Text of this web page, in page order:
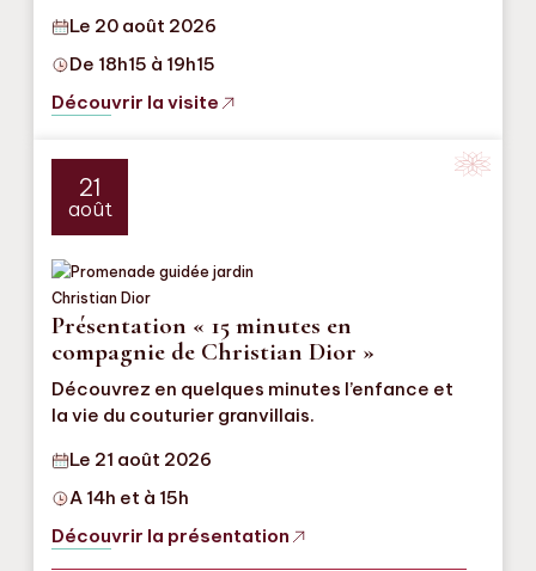
Le 20 août 2026
De 18h15 à 19h15
Découvrir la visite
21
août
Présentation « 15 minutes en
compagnie de Christian Dior »
Découvrez en quelques minutes l’enfance et
la vie du couturier granvillais.
Le 21 août 2026
A 14h et à 15h
Découvrir la présentation